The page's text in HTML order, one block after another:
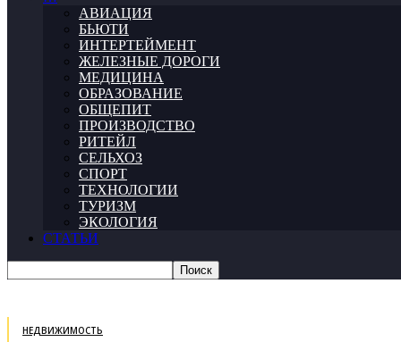
АВИАЦИЯ
БЬЮТИ
ИНТЕРТЕЙМЕНТ
ЖЕЛЕЗНЫЕ ДОРОГИ
МЕДИЦИНА
ОБРАЗОВАНИЕ
ОБЩЕПИТ
ПРОИЗВОДСТВО
РИТЕЙЛ
СЕЛЬХОЗ
СПОРТ
ТЕХНОЛОГИИ
ТУРИЗМ
ЭКОЛОГИЯ
СТАТЬИ
НЕДВИЖИМОСТЬ